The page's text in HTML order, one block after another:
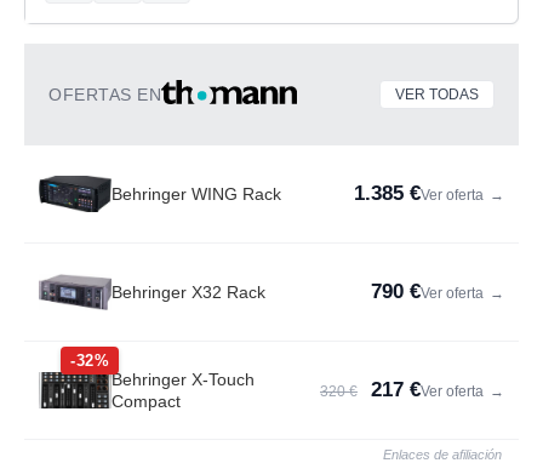
OFERTAS EN VER TODAS
Behringer WING Rack 1.385 €Ver oferta →
Behringer X32 Rack 790 €Ver oferta →
-32%
Behringer X-Touch
Compact
320 € 217 €Ver oferta →
Enlaces de afiliación